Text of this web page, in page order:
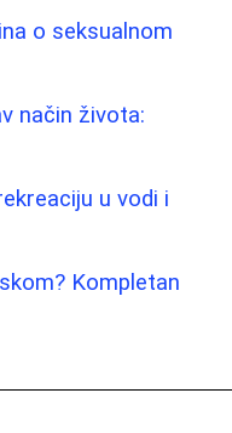
o seksualnom
način života:
u vodi i
Kompletan